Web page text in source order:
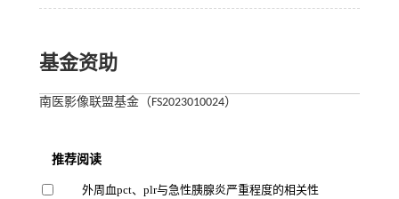
基金资助
南医影像联盟基金（FS2023010024）